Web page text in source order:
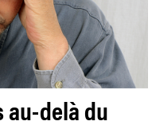
au-delà du